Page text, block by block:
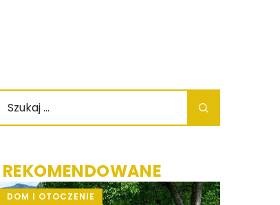
REKOMENDOWANE
DOM I OTOCZENIE